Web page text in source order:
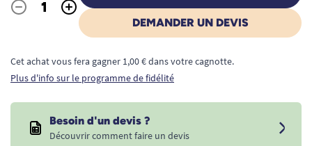
Quantité
- +
DEMANDER UN DEVIS
Cet achat vous fera gagner 1,00 € dans votre cagnotte.
Plus d'info sur le programme de fidélité
Besoin d'un devis ?
Découvrir comment faire un devis